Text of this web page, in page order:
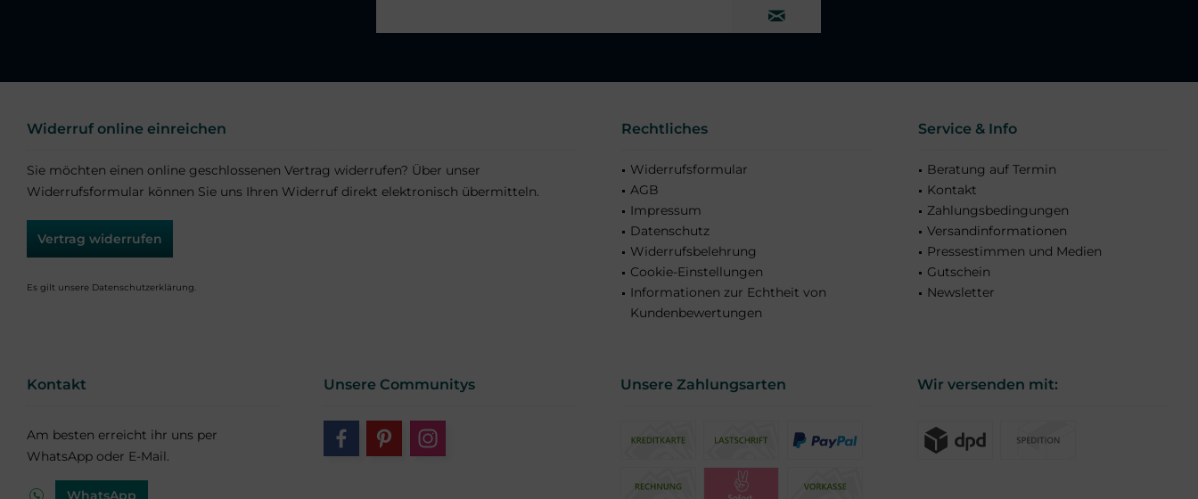
Widerruf online einreichen
Sie möchten einen online geschlossenen Vertrag widerrufen? Über unser
Widerrufsformular können Sie uns Ihren Widerruf direkt elektronisch übermitteln.
Vertrag widerrufen
Es gilt unsere Datenschutzerklärung.
Rechtliches
Widerrufsformular
AGB
Impressum
Datenschutz
Widerrufsbelehrung
Cookie-Einstellungen
Informationen zur Echtheit von
Kundenbewertungen
Service & Info
Beratung auf Termin
Kontakt
Zahlungsbedingungen
Versandinformationen
Pressestimmen und Medien
Gutschein
Newsletter
Kontakt
Am besten erreicht ihr uns per
WhatsApp oder E-Mail.
WhatsApp
Unsere Communitys Unsere Zahlungsarten Wir versenden mit: